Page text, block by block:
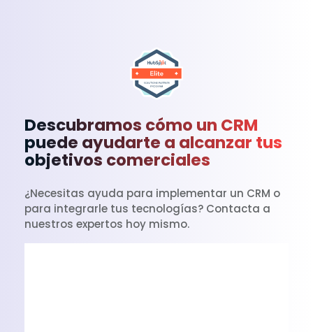
Descubramos cómo un CRM
puede ayudarte a alcanzar tus
objetivos comerciales
¿Necesitas ayuda para implementar un CRM o
para integrarle tus tecnologías? Contacta a
nuestros expertos hoy mismo.